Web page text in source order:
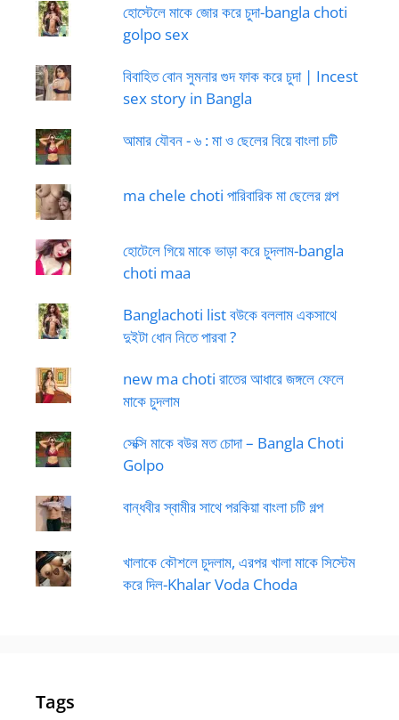
হোস্টেলে মাকে জোর করে চুদা-bangla choti
golpo sex
বিবাহিত বোন সুমনার গুদ ফাক করে চুদা | Incest
sex story in Bangla
আমার যৌবন - ৬ : মা ও ছেলের বিয়ে বাংলা চটি
ma chele choti পারিবারিক মা ছেলের গল্প
হোটেলে গিয়ে মাকে ভাড়া করে চুদলাম-bangla
choti maa
Banglachoti list বউকে বললাম একসাথে
দুইটা ধোন নিতে পারবা ?
new ma choti রাতের আধারে জঙ্গলে ফেলে
মাকে চুদলাম
সেক্সি মাকে বউর মত চোদা – Bangla Choti
Golpo
বান্ধবীর স্বামীর সাথে পরকিয়া বাংলা চটি গল্প
খালাকে কৌশলে চুদলাম, এরপর খালা মাকে সিস্টেম
করে দিল-Khalar Voda Choda
Tags